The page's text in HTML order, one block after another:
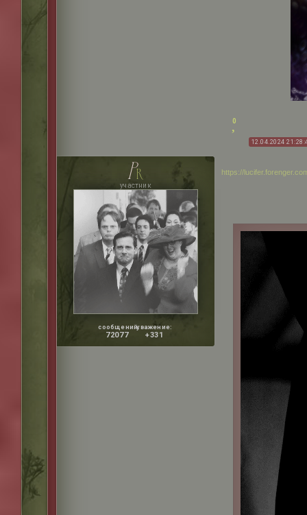
0
12.04.2024
pr
участник
сообщений:
72077
уважение:
+331
https://